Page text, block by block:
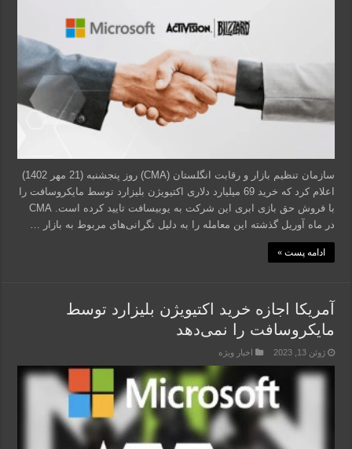
سازمان تنظیم بازار و رقابت انگلستان (CMA) روز پنجشنبه (21 مهر 1402)
اعلام کرد که خرید 69 میلیارد دلاری اکتیویژن بلیزارد توسط مایکروسافت را
با فروش حق بازی ابری این شرکت به یوبیسافت تایید کرده است. CMA
در ماه آوریل گذشته این معامله را به دلیل نگرانی‌های مربوط به بازار …
ادامه پست »
آمریکا اجازه خرید اکتیویژن بلیزارد توسط
مایکروسافت را نمی‌دهد
ژوئن 13, 2023 اخبار ویژه